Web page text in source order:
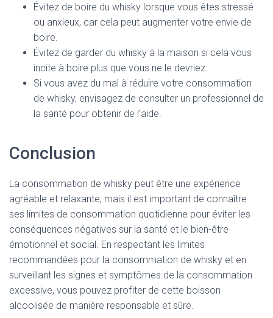
Évitez de boire du whisky lorsque vous êtes stressé
ou anxieux, car cela peut augmenter votre envie de
boire.
Évitez de garder du whisky à la maison si cela vous
incite à boire plus que vous ne le devriez.
Si vous avez du mal à réduire votre consommation
de whisky, envisagez de consulter un professionnel de
la santé pour obtenir de l’aide.
Conclusion
La consommation de whisky peut être une expérience
agréable et relaxante, mais il est important de connaître
ses limites de consommation quotidienne pour éviter les
conséquences négatives sur la santé et le bien-être
émotionnel et social. En respectant les limites
recommandées pour la consommation de whisky et en
surveillant les signes et symptômes de la consommation
excessive, vous pouvez profiter de cette boisson
alcoolisée de manière responsable et sûre.